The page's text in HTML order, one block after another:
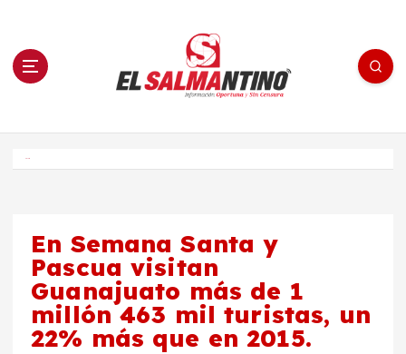
n El Salmantino - medios/noticias/editorial
En Semana Santa y
Pascua visitan
Guanajuato más de 1
millón 463 mil turistas, un
22% más que en 2015.